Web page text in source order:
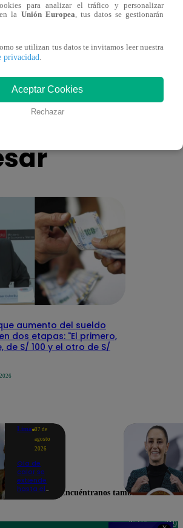
de La Voz Colombia
médica
te puede
aumento del sueldo
dos etapas: "El primero,
de S/ 100 y el otro de S/
Lima 07 de
agosto
2026
Ola de
calor se
extiende
hasta el
Lima y
para analizar el tráfico y personalizar
la Unión Europea , tus datos se gestionarán
se utilizan tus datos te invitamos leer nuestra
privacidad
Aceptar Cookies
Rechazar
Encuéntranos también en
Teléfono: 219